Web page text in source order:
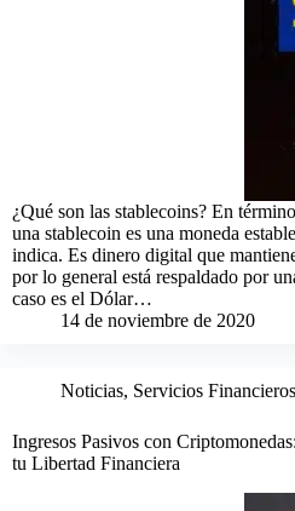
¿Qué son las stablecoins? En
una stablecoin es una moneda
indica. Es dinero digital que
por lo general está respaldado por
caso es el Dólar…
14 de noviembre de 2020
Noticias, Servicios Financieros
Ingresos Pasivos con
tu Libertad Financiera